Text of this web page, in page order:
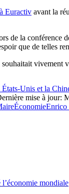
Euractiv avant la
de la conférence
que de telles
vivement
Unis et la
mise à jour:
ÉconomieEnrico
mondiale